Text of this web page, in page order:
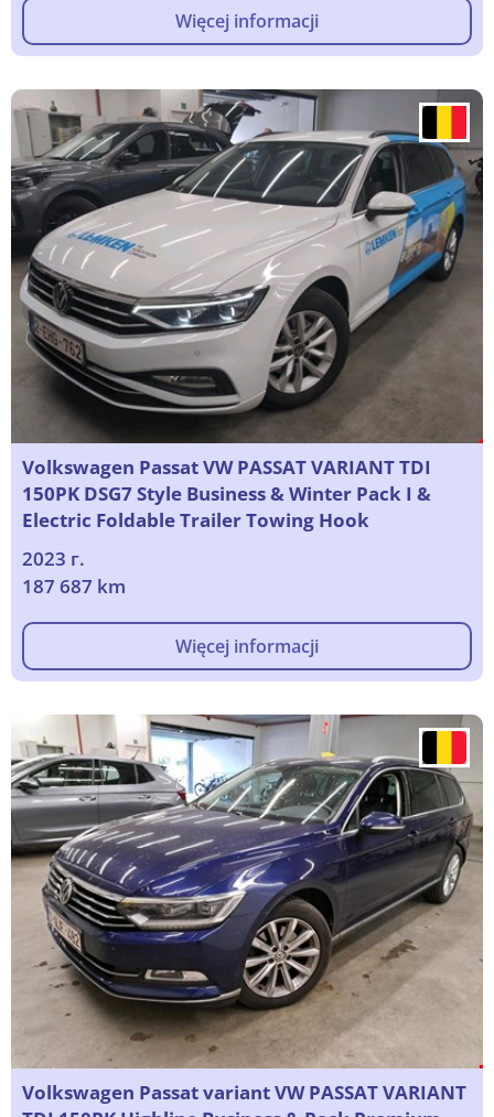
Więcej informacji
Volkswagen Passat VW PASSAT VARIANT TDI
150PK DSG7 Style Business & Winter Pack I &
Electric Foldable Trailer Towing Hook
2023 г.
187 687 km
Więcej informacji
Volkswagen Passat variant VW PASSAT VARIANT